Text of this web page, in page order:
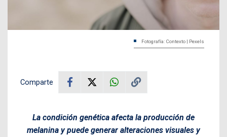
Fotografía: Contexto | Pexels
Comparte
La condición genética afecta la producción de
melanina y puede generar alteraciones visuales y